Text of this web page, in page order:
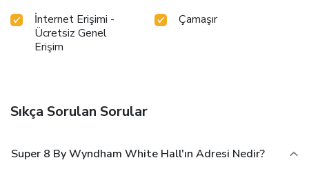
İnternet Erişimi -
Ücretsiz Genel
Erişim
Çamaşır
Sıkça Sorulan Sorular
Super 8 By Wyndham White Hall'ın Adresi Nedir?